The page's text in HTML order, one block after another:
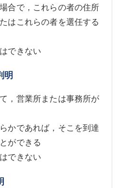
合で，これらの者の住所
はこれらの者を選任する
できない
明
，営業所または事務所が
かであれば，そこを到達
ができる
できない